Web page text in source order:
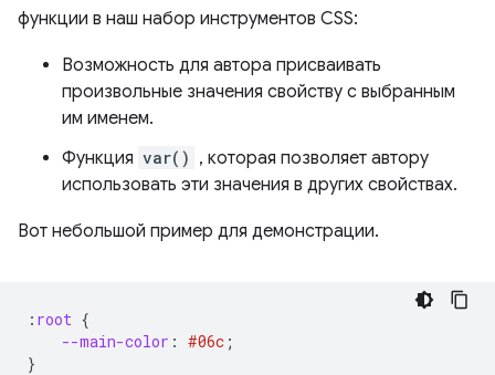
функции в наш набор инструментов CSS:
Возможность для автора присваивать
произвольные значения свойству с выбранным
им именем.
Функция var() , которая позволяет автору
использовать эти значения в других свойствах.
Вот небольшой пример для демонстрации.
: root {
--main-color : #06c ;
}